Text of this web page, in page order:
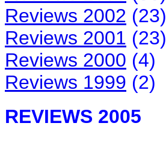
Reviews 2002 (23)
Reviews 2001 (23)
Reviews 2000 (4)
Reviews 1999 (2)
REVIEWS 2005